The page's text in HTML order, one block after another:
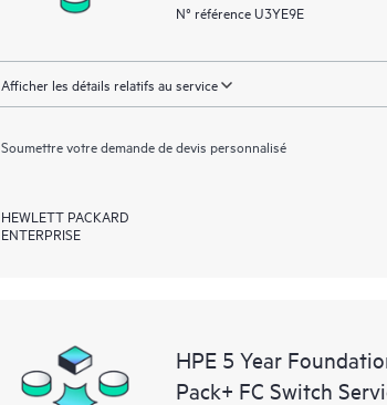
N° référence U3YE9E
Afficher les détails relatifs au service
Soumettre votre demande de devis personnalisé
HEWLETT PACKARD
ENTERPRISE
HPE 5 Year
Pack+ FC Switch